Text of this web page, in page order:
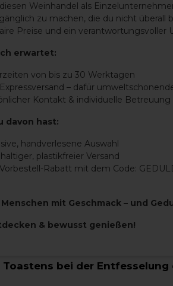
von Eichenholz bei der
werden aufgrund ihrer porösen
ermöglicht, für die Reifung
dem Wein subtile
verbessern. Außerdem
Tannine, die dem Wein
der kritischen
die Eichenfässer sorgfältig
und französische Eiche sind
Eigenschaften
und Kokosnussaromen mit sich,
Toast beisteuert.
Toastens bei der
Weinhandel als
zu machen, die du nicht überall
Preise und ein
erwartet:
von bis zu 30 Werktagen
– dafür
Kontakt & individuelle Betreuung
davon hast:
handverlesene Auswahl
plastikfreier Versand
Vorbestell-Rabatt mit dem Code:
mit Geschmack – und
& bewusst genießen!